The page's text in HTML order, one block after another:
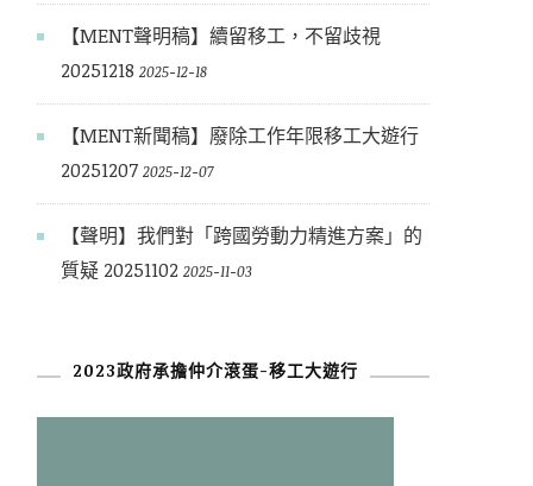
【MENT聲明稿】續留移工，不留歧視
20251218 2025-12-18
【MENT新聞稿】廢除工作年限移工大遊行
20251207 2025-12-07
【聲明】我們對「跨國勞動力精進方案」的
質疑 20251102 2025-11-03
2023政府承擔仲介滾蛋-移工大遊行